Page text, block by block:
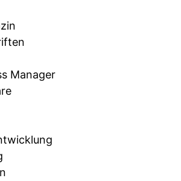
Manager